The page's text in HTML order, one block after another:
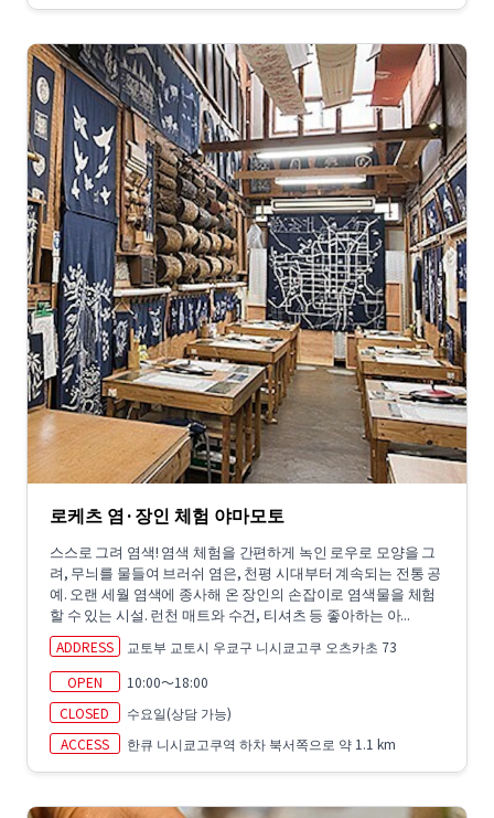
로케츠 염·장인 체험 야마모토
스스로 그려 염색! 염색 체험을 간편하게 녹인 로우로 모양을 그
려, 무늬를 물들여 브러쉬 염은, 천평 시대부터 계속되는 전통 공
예. 오랜 세월 염색에 종사해 온 장인의 손잡이로 염색물을 체험
할 수 있는 시설. 런천 매트와 수건, 티셔츠 등 좋아하는 아...
ADDRESS
교토부 교토시 우쿄구 니시쿄고쿠 오츠카초 73
OPEN
10:00～18:00
CLOSED
수요일(상담 가능)
ACCESS
한큐 니시쿄고쿠역 하차 북서쪽으로 약 1.1 km